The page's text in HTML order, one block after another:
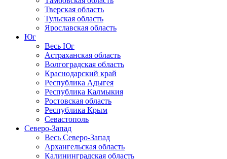
Тверская область
Тульская область
Ярославская область
Юг
Весь Юг
Астраханская область
Волгоградская область
Краснодарский край
Республика Адыгея
Республика Калмыкия
Ростовская область
Республика Крым
Севастополь
Северо-Запад
Весь Северо-Запад
Архангельская область
Калининградская область